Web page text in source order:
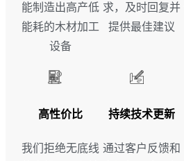
能制造出高产低
能耗的木材加工
设备
求，及时回复并
提供最佳建议
高性价比
我们拒绝无底线
持续技术更新
通过客户反馈和